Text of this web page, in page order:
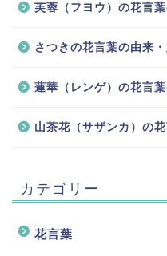
芙蓉（フヨウ）の花言
さつきの花言葉の由来
蓮華（レンゲ）の花言
山茶花（サザンカ）の
カテゴリー
花言葉